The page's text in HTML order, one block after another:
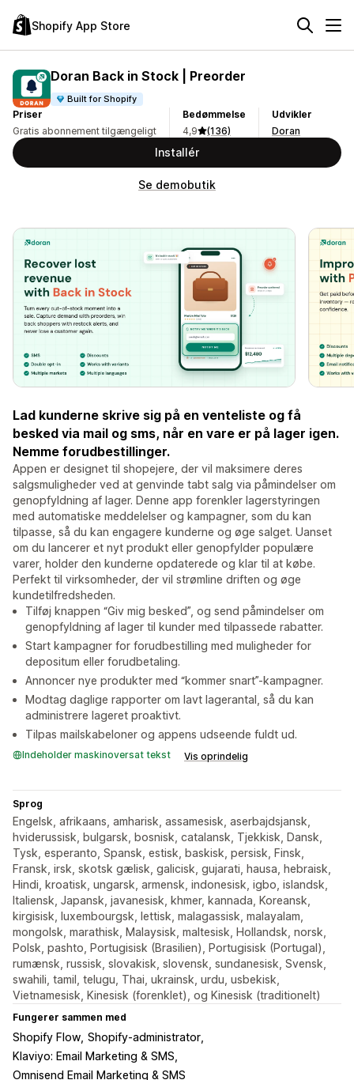
Shopify App Store
Doran Back in Stock | Preorder
Built for Shopify
Priser
Gratis abonnement tilgængeligt
Bedømmelse
4,9
(136)
Udvikler
Doran
Installér
Se demobutik
Lad kunderne skrive sig på en venteliste og få
besked via mail og sms, når en vare er på lager igen.
Nemme forudbestillinger.
Appen er designet til shopejere, der vil maksimere deres
salgsmuligheder ved at genvinde tabt salg via påmindelser om
genopfyldning af lager. Denne app forenkler lagerstyringen
med automatiske meddelelser og kampagner, som du kan
tilpasse, så du kan engagere kunderne og øge salget. Uanset
om du lancerer et nyt produkt eller genopfylder populære
varer, holder den kunderne opdaterede og klar til at købe.
Perfekt til virksomheder, der vil strømline driften og øge
kundetilfredsheden.
Tilføj knappen “Giv mig besked”, og send påmindelser om
genopfyldning af lager til kunder med tilpassede rabatter.
Start kampagner for forudbestilling med muligheder for
depositum eller forudbetaling.
Annoncer nye produkter med “kommer snart”-kampagner.
Modtag daglige rapporter om lavt lagerantal, så du kan
administrere lageret proaktivt.
Tilpas mailskabeloner og appens udseende fuldt ud.
Indeholder maskinoversat tekst Vis oprindelig
Sprog
Engelsk, afrikaans, amharisk, assamesisk, aserbajdsjansk,
hviderussisk, bulgarsk, bosnisk, catalansk, Tjekkisk, Dansk,
Tysk, esperanto, Spansk, estisk, baskisk, persisk, Finsk,
Fransk, irsk, skotsk gælisk, galicisk, gujarati, hausa, hebraisk,
Hindi, kroatisk, ungarsk, armensk, indonesisk, igbo, islandsk,
Italiensk, Japansk, javanesisk, khmer, kannada, Koreansk,
kirgisisk, luxembourgsk, lettisk, malagassisk, malayalam,
mongolsk, marathisk, Malaysisk, maltesisk, Hollandsk, norsk,
Polsk, pashto, Portugisisk (Brasilien), Portugisisk (Portugal),
rumænsk, russisk, slovakisk, slovensk, sundanesisk, Svensk,
swahili, tamil, telugu, Thai, ukrainsk, urdu, usbekisk,
Vietnamesisk, Kinesisk (forenklet), og Kinesisk (traditionelt)
Fungerer sammen med
Shopify Flow Shopify-administrator
Klaviyo: Email Marketing & SMS
Omnisend Email Marketing & SMS